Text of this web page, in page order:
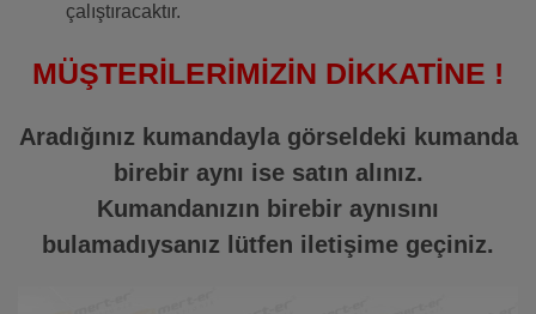
çalıştıracaktır.
MÜŞTERİLERİMİZİN DİKKATİNE !
Aradığınız kumandayla görseldeki kumanda
birebir aynı ise satın alınız.
Kumandanızın birebir aynısını
bulamadıysanız lütfen iletişime geçiniz.